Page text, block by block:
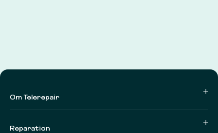
Om Telerepair
Reparation